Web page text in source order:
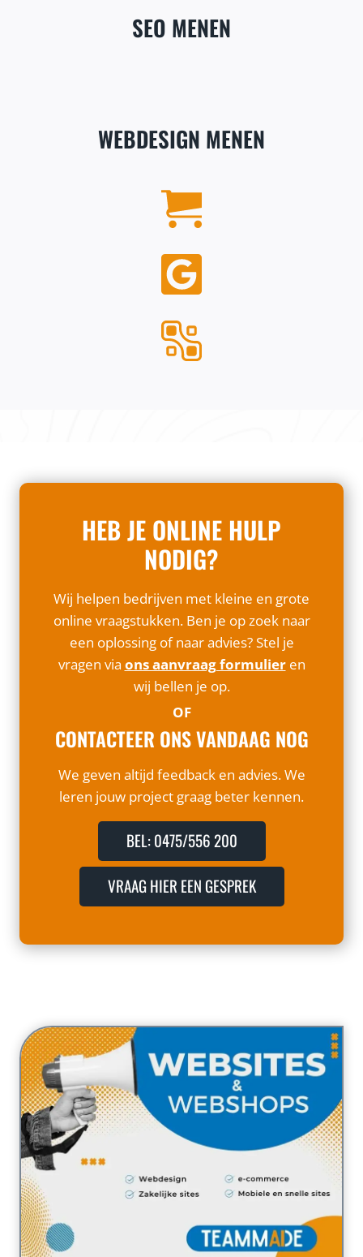
SEO MENEN
WEBDESIGN MENEN
HEB JE ONLINE HULP
NODIG?
Wij helpen bedrijven met kleine en grote
online vraagstukken. Ben je op zoek naar
een oplossing of naar advies? Stel je
vragen via ons aanvraag formulieren
wij bellen je op.
OF
CONTACTEER ONS VANDAAG NOG
We geven altijd feedback en advies. We
leren jouw project graag beter kennen.
BEL: 0475/556 200
VRAAG HIER EEN GESPREK